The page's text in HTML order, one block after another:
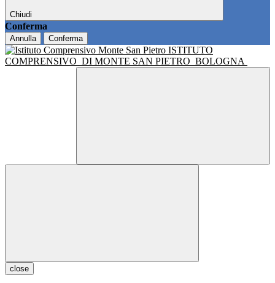
Chiudi
Conferma
Annulla Conferma
ISTITUTO
COMPRENSIVO DI MONTE SAN PIETRO BOLOGNA
close